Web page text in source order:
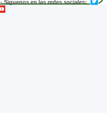
- Síguenos en las redes sociales: